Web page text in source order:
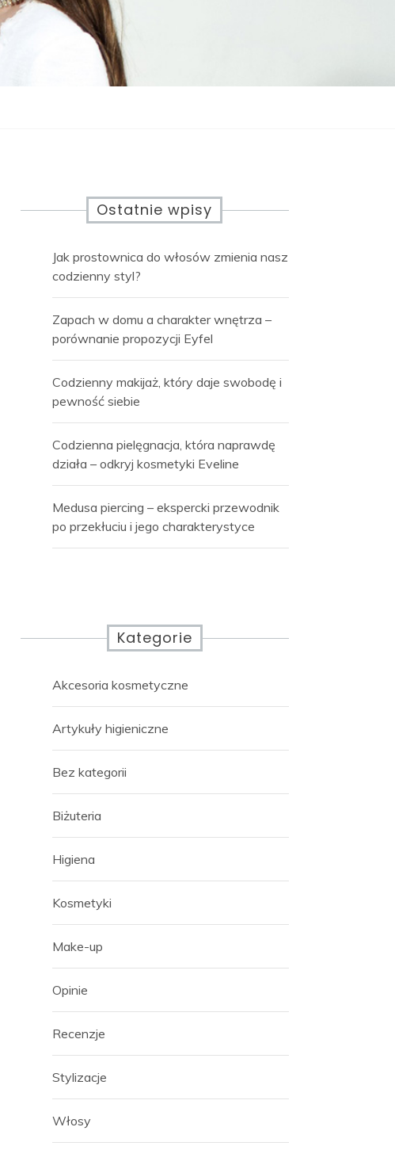
Ostatnie wpisy
Jak prostownica do włosów zmienia nasz
codzienny styl?
Zapach w domu a charakter wnętrza –
porównanie propozycji Eyfel
Codzienny makijaż, który daje swobodę i
pewność siebie
Codzienna pielęgnacja, która naprawdę
działa – odkryj kosmetyki Eveline
Medusa piercing – ekspercki przewodnik
po przekłuciu i jego charakterystyce
Kategorie
Akcesoria kosmetyczne
Artykuły higieniczne
Bez kategorii
Biżuteria
Higiena
Kosmetyki
Make-up
Opinie
Recenzje
Stylizacje
Włosy